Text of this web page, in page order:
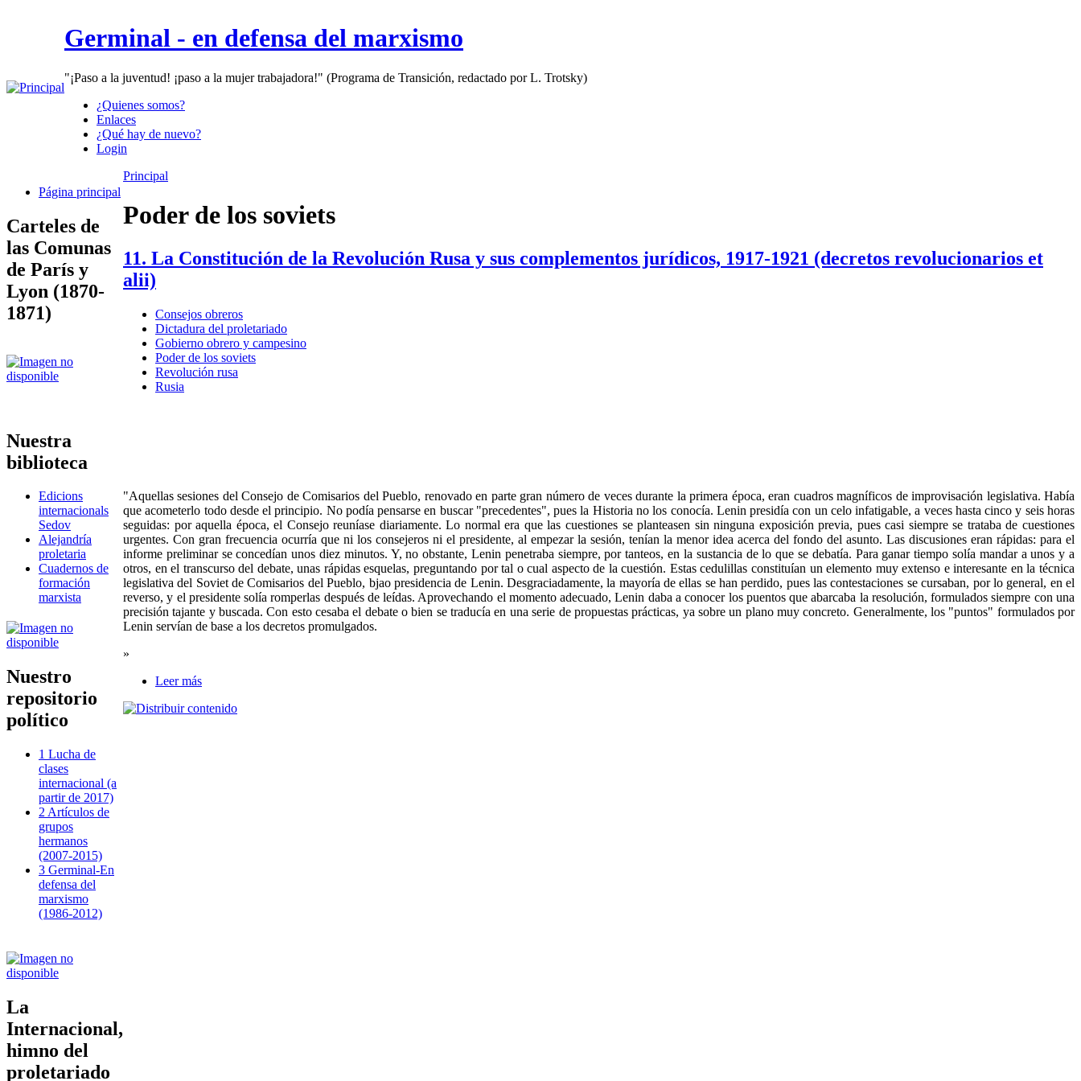
Germinal - en defensa del marxismo
"¡Paso a la juventud! ¡paso a la mujer trabajadora!" (Programa de Transición, redactado por L. Trotsky)
¿Quienes somos?
Enlaces
¿Qué hay de nuevo?
Login
Página principal
Carteles de
las Comunas
de París y
Lyon (1870-
1871)
Nuestra
biblioteca
Edicions
internacionals
Sedov
Alejandría
proletaria
Cuadernos de
formación
marxista
Nuestro
repositorio
político
1 Lucha de
clases
internacional (a
partir de 2017)
2 Artículos de
grupos
hermanos
(2007-2015)
3 Germinal-En
defensa del
marxismo
(1986-2012)
La
Internacional,
himno del
proletariado
Principal
Poder de los soviets
11. La Constitución de la Revolución Rusa y sus complementos jurídicos, 1917-1921 (decretos revolucionarios et
alii)
Consejos obreros
Dictadura del proletariado
Gobierno obrero y campesino
Poder de los soviets
Revolución rusa
Rusia
"Aquellas sesiones del Consejo de Comisarios del Pueblo, renovado en parte gran número de veces durante la primera época, eran cuadros magníficos de improvisación legislativa. Había
que acometerlo todo desde el principio. No podía pensarse en buscar "precedentes", pues la Historia no los conocía. Lenin presidía con un celo infatigable, a veces hasta cinco y seis horas
seguidas: por aquella época, el Consejo reuníase diariamente. Lo normal era que las cuestiones se planteasen sin ninguna exposición previa, pues casi siempre se trataba de cuestiones
urgentes. Con gran frecuencia ocurría que ni los consejeros ni el presidente, al empezar la sesión, tenían la menor idea acerca del fondo del asunto. Las discusiones eran rápidas: para el
informe preliminar se concedían unos diez minutos. Y, no obstante, Lenin penetraba siempre, por tanteos, en la sustancia de lo que se debatía. Para ganar tiempo solía mandar a unos y a
otros, en el transcurso del debate, unas rápidas esquelas, preguntando por tal o cual aspecto de la cuestión. Estas cedulillas constituían un elemento muy extenso e interesante en la técnica
legislativa del Soviet de Comisarios del Pueblo, bjao presidencia de Lenin. Desgraciadamente, la mayoría de ellas se han perdido, pues las contestaciones se cursaban, por lo general, en el
reverso, y el presidente solía romperlas después de leídas. Aprovechando el momento adecuado, Lenin daba a conocer los puentos que abarcaba la resolución, formulados siempre con una
precisión tajante y buscada. Con esto cesaba el debate o bien se traducía en una serie de propuestas prácticas, ya sobre un plano muy concreto. Generalmente, los "puntos" formulados por
Lenin servían de base a los decretos promulgados.
»
Leer más